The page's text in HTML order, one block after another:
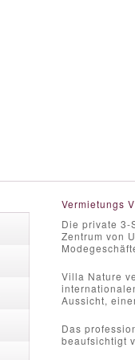
Vermietungs
Die private 3-
Zentrum von
Villa Nature
Aussicht,
Das
beaufsichtigt